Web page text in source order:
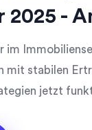
2025 -
im
mit stabilen
jetzt